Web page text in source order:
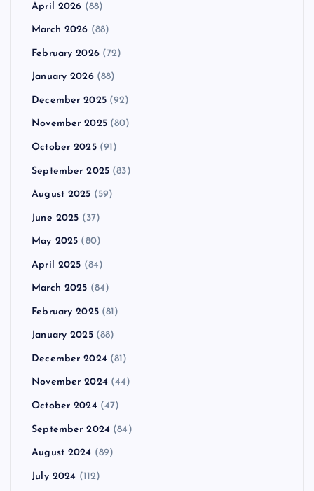
April 2026 (88)
March 2026 (88)
February 2026(72)
January 2026(88)
December 2025(92)
November 2025(80)
October 2025(91)
September 2025 (83)
August 2025 (59)
June 2025 (37)
May 2025 (80)
April 2025 (84)
March 2025 (84)
February 2025(81)
January 2025(88)
December 2024 (81)
November 2024 (44)
October 2024 (47)
September 2024 (84)
August 2024 (89)
July 2024 (112)